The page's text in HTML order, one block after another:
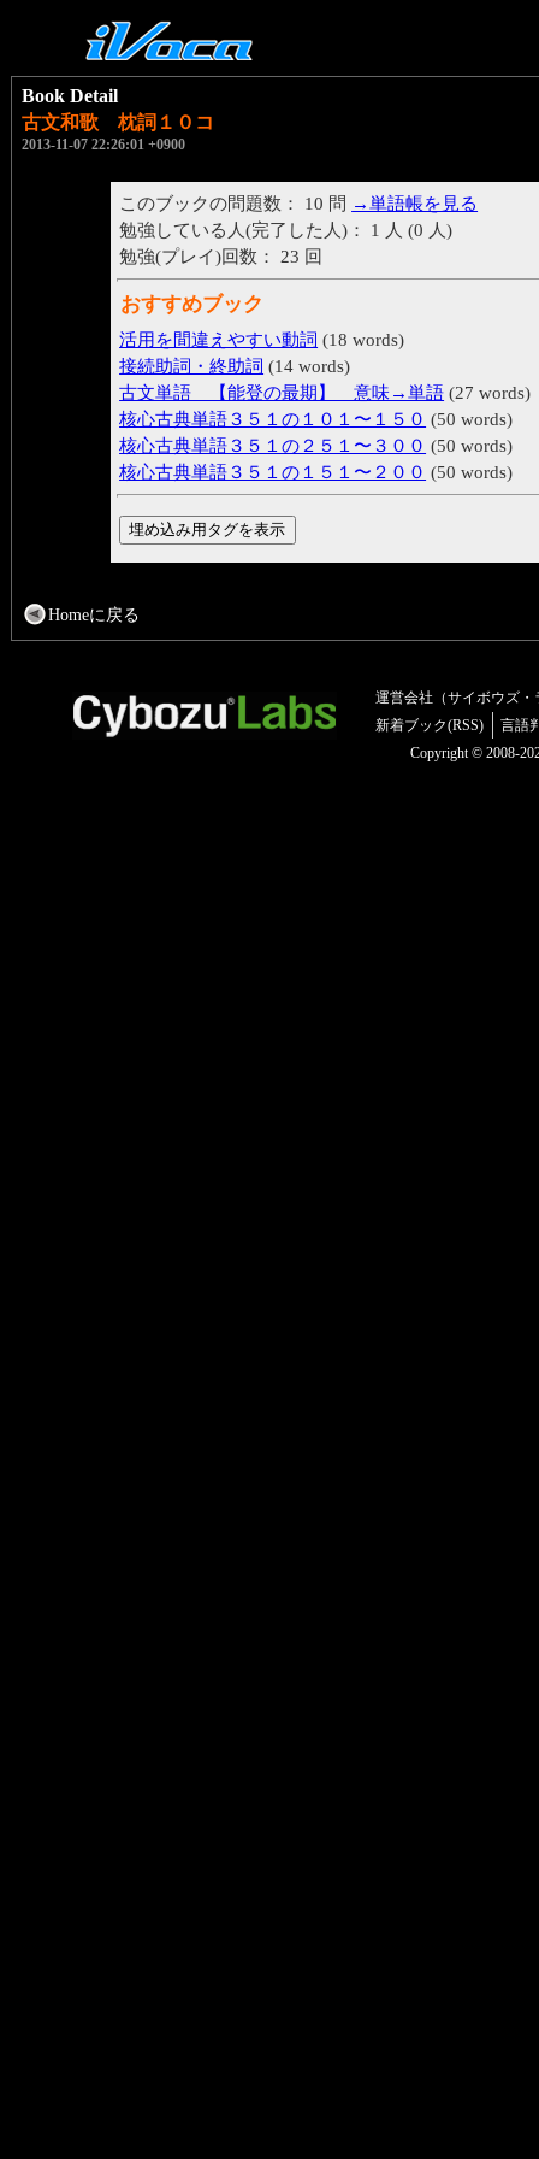
Book Detail
古文和歌 枕詞１０コ
2013-11-07 22:26:01 +0900
このブックの問題数： 10 問 →単語帳を見る
勉強している人(完了した人)： 1 人 (0 人)
勉強(プレイ)回数： 23 回
おすすめブック
活用を間違えやすい動詞 (18 words)
接続助詞・終助詞 (14 words)
古文単語 【能登の最期】 意味→単語 (27 words)
核心古典単語３５１の１０１〜１５０ (50 words)
核心古典単語３５１の２５１〜３００ (50 words)
核心古典単語３５１の１５１〜２００ (50 words)
Homeに戻る
運営会社（サイボウズ・
新着ブック(RSS)
言語
Copyright © 2008-